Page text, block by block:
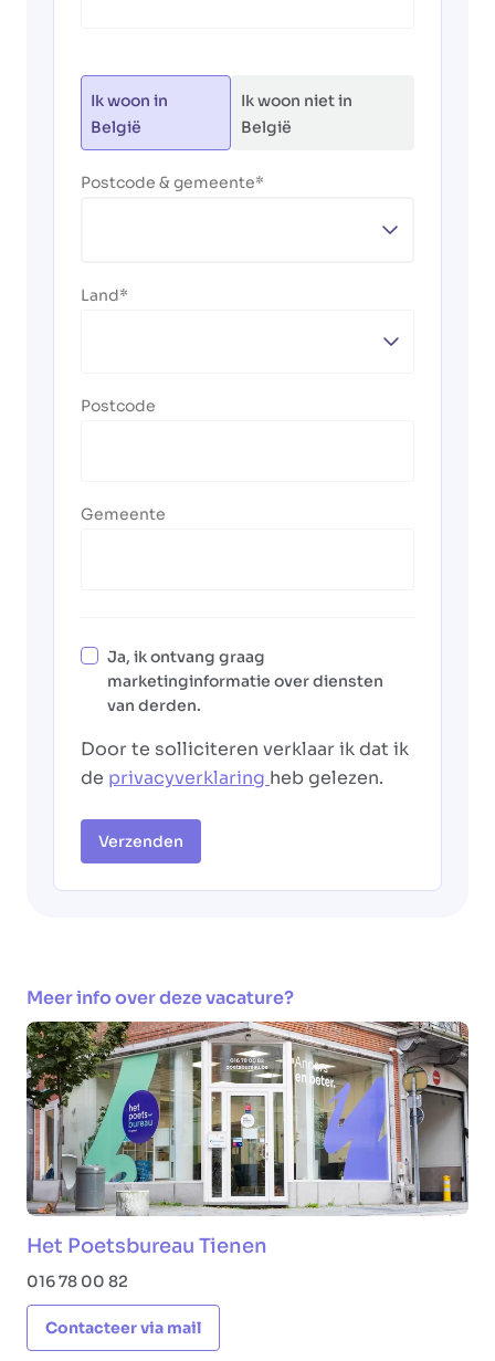
Ik woon in
België
Ik woon niet in
België
Postcode & gemeente
Land
Postcode
Gemeente
Ja, ik ontvang graag
marketinginformatie over diensten
van derden.
Door te solliciteren verklaar ik dat ik
de privacyverklaring heb gelezen.
Verzenden
Meer info over deze vacature?
Het Poetsbureau Tienen
016 78 00 82
Contacteer via mail